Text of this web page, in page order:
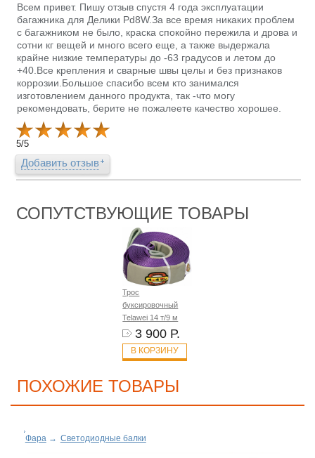
Всем привет. Пишу отзыв спустя 4 года эксплуатации
багажника для Делики Pd8W.За все время никаких проблем
с багажником не было, краска спокойно пережила и дрова и
сотни кг вещей и много всего еще, а также выдержала
крайне низкие температуры до -63 градусов и летом до
+40.Все крепления и сварные швы целы и без признаков
коррозии.Большое спасибо всем кто занимался
изготовлением данного продукта, так -что могу
рекомендовать, берите не пожалеете качество хорошее.
5/5
Добавить отзыв
СОПУТСТВУЮЩИЕ ТОВАРЫ
Трос
буксировочный
Telawei 14 т/9 м
3 900 Р.
В КОРЗИНУ
ПОХОЖИЕ ТОВАРЫ
Фара→ Светодиодные балки